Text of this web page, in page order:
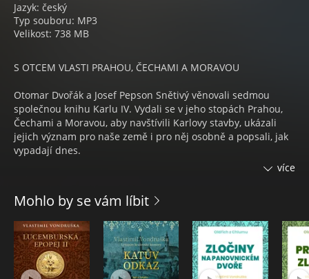
Jazyk: český
Typ souboru: MP3
Velikost: 738 MB
S OTCEM VLASTI PRAHOU, ČECHAMI A MORAVOU
Otomar Dvořák a Josef Pepson Snětivý věnovali sedmou
společnou knihu Karlu IV. Vydali se v jeho stopách Prahou,
Čechami a Moravou, aby navštívili Karlovy stavby, ukázali
jejich význam pro naše země i pro něj osobně a popsali, jak
vypadají dnes.
známých hradů, klášterů a kostelů, o nichž se příliš neví, že
je založil, nebo alespoň zásadním způsobem upravil,
poznamenal je svou přítomností a prožil na nich důležité, ba
osudové chvíle své pozemské pouti. Karlova snaha učinit z
Čech a Prahy centrum Římské říše nás obohatila o celou
řadu skvělých, jedinečných staveb. Otomar a Pepson
více
Mohlo by se vám líbit